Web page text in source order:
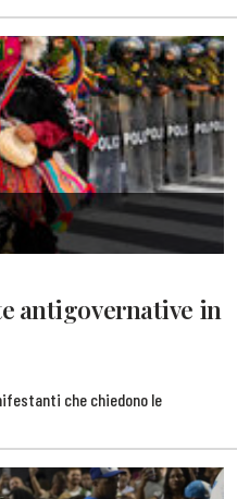
antigovernative in
che chiedono le